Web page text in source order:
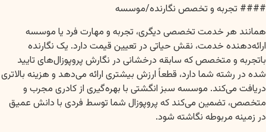
#### تجربه و تخصص نگارنده/موسسه
همانند هر خدمت تخصصی دیگری، تجربه و مهارت فرد یا موسسه
ارائه‌دهنده خدمت، نقش حیاتی در تعیین قیمت دارد. یک نگارنده
باتجربه و متخصص که سابقه درخشانی در نگارش پروپوزال‌های تایید
شده در رشته شما دارد، قطعاً ارزش بیشتری ارائه می‌دهد و هزینه بالاتری
دریافت می‌کند. موسسه سبز انگشتی با بهره‌گیری از کادری مجرب و
متخصص، تضمین می‌کند که پروپوزال شما توسط فردی با دانش عمیق
در زمینه مربوطه نگاشته شود.